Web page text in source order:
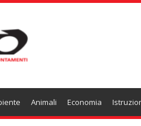
Animali Economia